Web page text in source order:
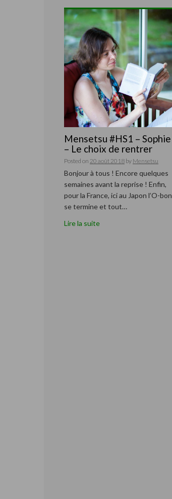
Mensetsu #HS1 – Sophie
– Le choix de rentrer
Posted on 20 août 2018 by Mensetsu
Bonjour à tous ! Encore quelques
semaines avant la reprise ! Enfin,
pour la France, ici au Japon l’O-bon
se termine et tout…
Lire la suite